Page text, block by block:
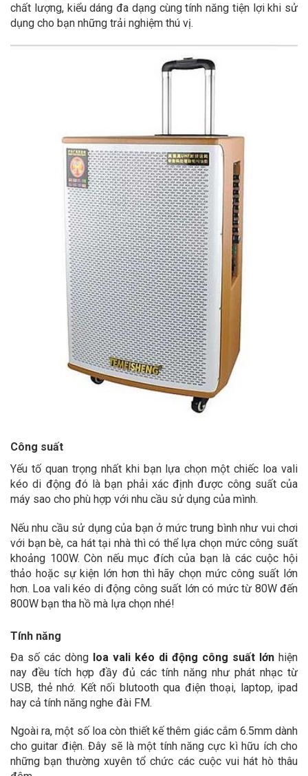
chất lượng, kiểu dáng đa dạng cùng tính năng tiện lợi khi sử
dụng cho bạn những trải nghiệm thú vị.
Công suất
Yếu tố quan trọng nhất khi bạn lựa chọn một chiếc loa vali
kéo di động đó là bạn phải xác định được công suất của
máy sao cho phù hợp với nhu cầu sử dụng của mình.
Nếu nhu cầu sử dụng của bạn ở mức trung bình như vui chơi
với bạn bè, ca hát tại nhà thì có thể lựa chọn mức công suất
khoảng 100W. Còn nếu mục đích của bạn là các cuộc hội
thảo hoặc sự kiện lớn hơn thì hãy chọn mức công suất lớn
hơn. Loa vali kéo di động công suất lớn có mức từ 80W đến
800W bạn tha hồ mà lựa chọn nhé!
Tính năng
Đa số các dòng loa vali kéo di động công suất lớn hiện
nay đều tích hợp đầy đủ các tính năng như phát nhạc từ
USB, thẻ nhớ. Kết nối blutooth qua điện thoại, laptop, ipad
hay cả tính năng nghe đài FM.
Ngoài ra, một số loa còn thiết kế thêm giác cắm 6.5mm dành
cho guitar điện. Đây sẽ là một tính năng cực kì hữu ích cho
những bạn thường xuyên tổ chức các cuộc vui hát hò thâu